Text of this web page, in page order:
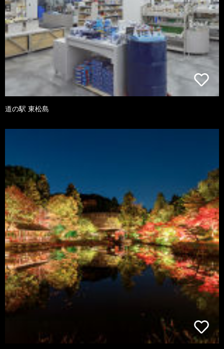
道の駅 東松島